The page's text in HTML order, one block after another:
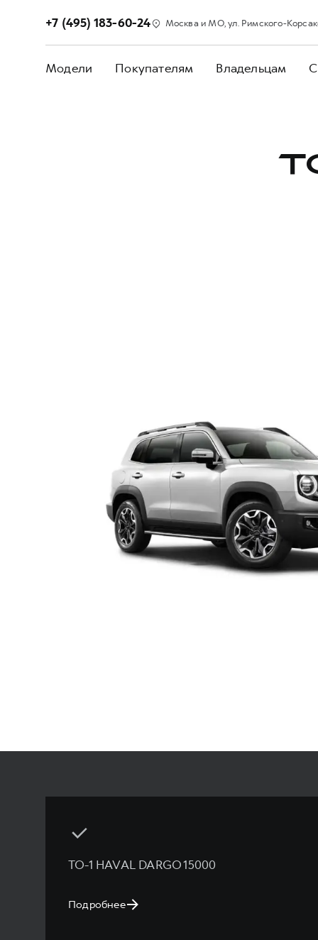
+7 (495) 183-60-24 Москва и МО, ул. Римского-
Модели Покупателям Владельцам
ТО-1 HAVAL DARGO 15000
Подробнее